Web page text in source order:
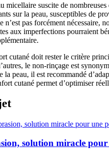
micellaire suscite de
sur la peau, susceptibles de
n’est pas forcément
aux imperfections pourraient
cutané doit rester le critère
le non-rinçage est
la peau, il est recommandé
cutané permet d’optimiser
solution miracle pour